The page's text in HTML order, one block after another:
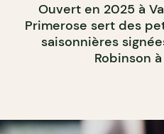
Ouvert en 2025 à
Primerose sert des
saisonnières
Robinson